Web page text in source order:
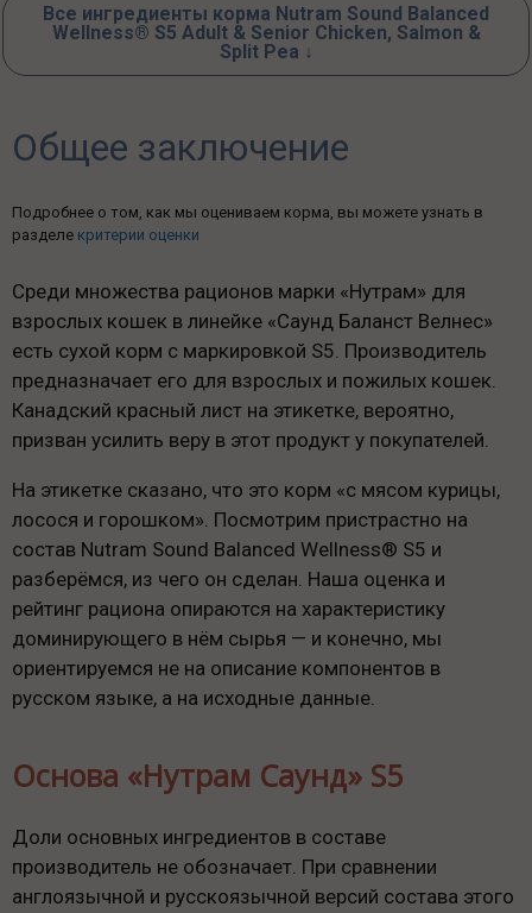
Все ингредиенты корма Nutram Sound Balanced
Wellness® S5 Adult & Senior Chicken, Salmon &
Split Pea ↓
Общее заключение
Подробнее о том, как мы оцениваем корма, вы можете узнать в
разделе критерии оценки
Среди множества рационов марки «Нутрам» для
взрослых кошек в линейке «Саунд Баланст Велнес»
есть сухой корм с маркировкой S5. Производитель
предназначает его для взрослых и пожилых кошек.
Канадский красный лист на этикетке, вероятно,
призван усилить веру в этот продукт у покупателей.
На этикетке сказано, что это корм «с мясом курицы,
лосося и горошком». Посмотрим пристрастно на
состав Nutram Sound Balanced Wellness® S5 и
разберёмся, из чего он сделан. Наша оценка и
рейтинг рациона опираются на характеристику
доминирующего в нём сырья — и конечно, мы
ориентируемся не на описание компонентов в
русском языке, а на исходные данные.
Основа «Нутрам Саунд» S5
Доли основных ингредиентов в составе
производитель не обозначает. При сравнении
англоязычной и русскоязычной версий состава этого